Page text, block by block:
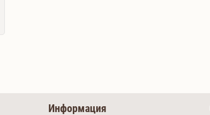
Информация